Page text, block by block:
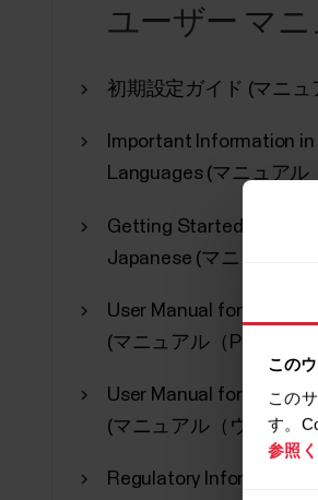
この
この
す。
参照
ユーザー マ
初期設定ガイド (マニュ
Important Information
Languages (マニュアル
Getting Started Guide
Japanese (マニュアル（
User Manual for Polar
(マニュアル（PDF）)
User Manual for Polar
(マニュアル（ウェブ）)
Regulatory Information